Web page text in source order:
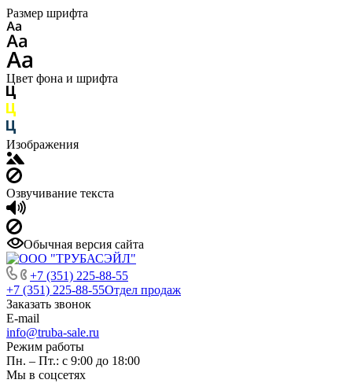
Размер шрифта
Цвет фона и шрифта
Изображения
Озвучивание текста
Обычная версия сайта
+7 (351) 225-88-55
+7 (351) 225-88-55Отдел продаж
Заказать звонок
E-mail
info@truba-sale.ru
Режим работы
Пн. – Пт.: с 9:00 до 18:00
Мы в соцсетях